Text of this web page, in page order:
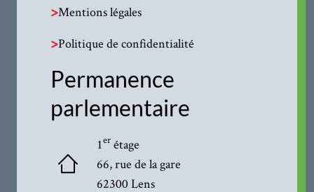
>Mentions légales
>Politique de confidentialité
Permanence
parlementaire
1erétage
66, rue de la gare
62300 Lens